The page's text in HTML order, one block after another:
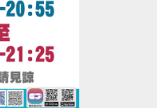
排，將依場館規定補